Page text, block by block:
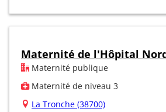
Maternité de l'Hôpital
Maternité publique
Maternité de niveau 3
La Tronche (38700)